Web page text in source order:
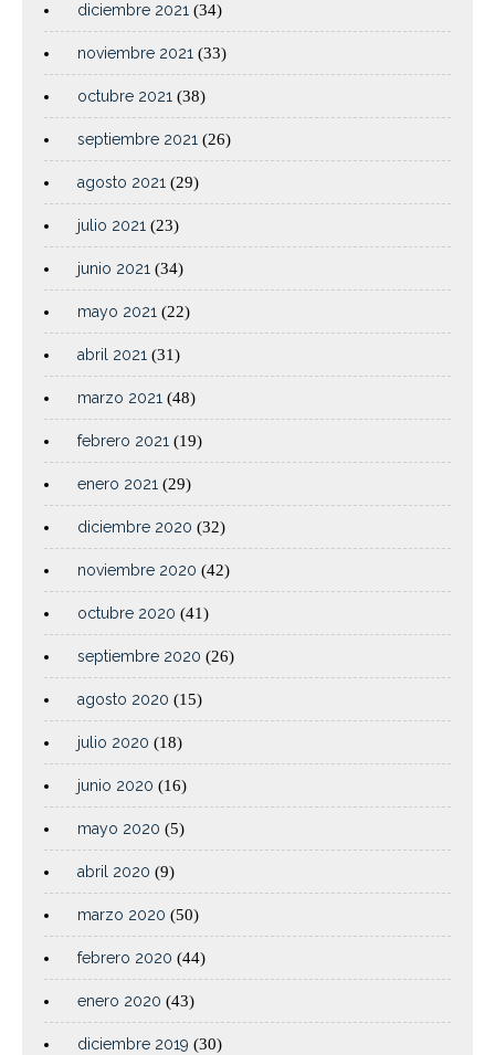
diciembre 2021 (34)
noviembre 2021 (33)
octubre 2021 (38)
septiembre 2021 (26)
agosto 2021 (29)
julio 2021 (23)
junio 2021 (34)
mayo 2021 (22)
abril 2021 (31)
marzo 2021 (48)
febrero 2021 (19)
enero 2021 (29)
diciembre 2020 (32)
noviembre 2020 (42)
octubre 2020 (41)
septiembre 2020 (26)
agosto 2020 (15)
julio 2020 (18)
junio 2020 (16)
mayo 2020 (5)
abril 2020 (9)
marzo 2020 (50)
febrero 2020 (44)
enero 2020 (43)
diciembre 2019 (30)